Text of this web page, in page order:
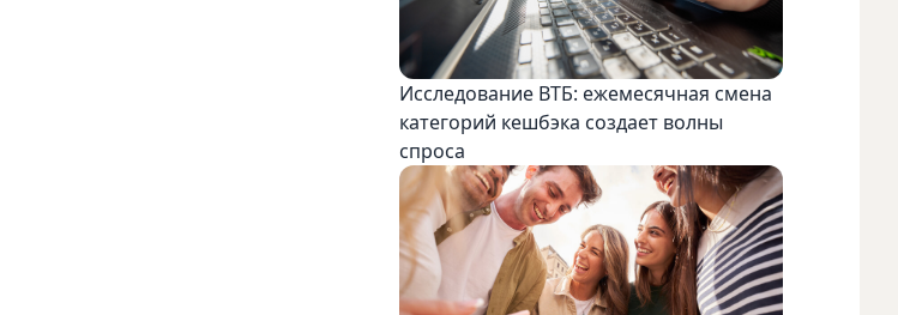
Исследование ВТБ: ежемесячная смена
категорий кешбэка создает волны
спроса